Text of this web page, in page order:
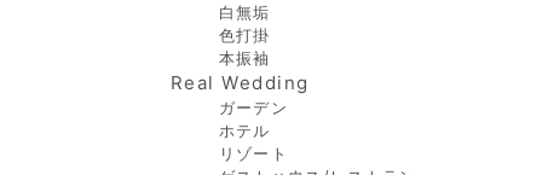
白無垢
色打掛
本振袖
Real Wedding
ガーデン
ホテル
リゾート